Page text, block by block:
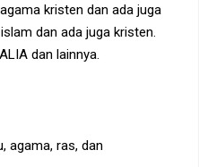
kristen dan ada juga
dan ada juga kristen.
dan lainnya.
agama, ras, dan